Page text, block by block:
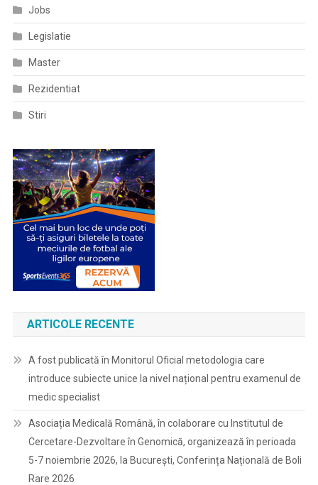
Jobs
Legislatie
Master
Rezidentiat
Stiri
ARTICOLE RECENTE
A fost publicată în Monitorul Oficial metodologia care
introduce subiecte unice la nivel național pentru examenul de
medic specialist
Asociația Medicală Română, în colaborare cu Institutul de
Cercetare-Dezvoltare în Genomică, organizează în perioada
5-7 noiembrie 2026, la București, Conferința Națională de Boli
Rare 2026